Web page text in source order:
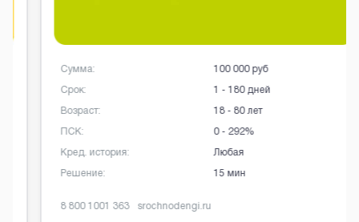
Сумма:
Срок:
Возраст:
Кред. история:
Решение:
100 000 руб
1 - 180 дней
18 - 80 лет
0 - 292%
Любая
15 мин
8 800 1001 363 srochnodengi.ru